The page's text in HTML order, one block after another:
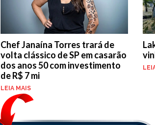
Chef Janaína Torres trará de
volta clássico de SP em casarão
dos anos 50 com investimento
de R$ 7 mi
LEIA MAIS